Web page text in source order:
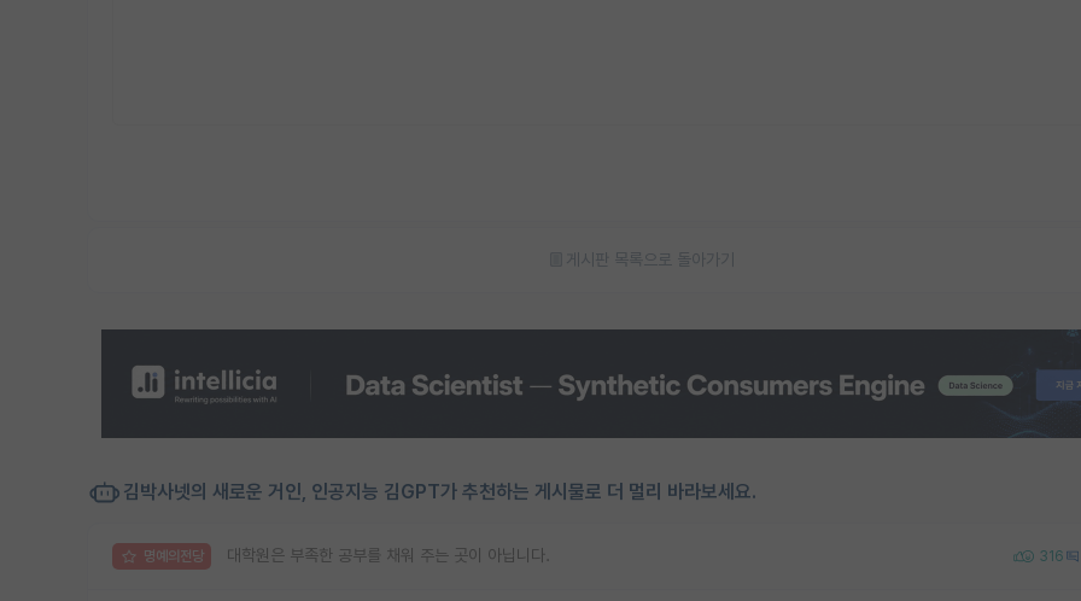
게시판 목록으로 돌아가기
김박사넷의 새로운 거인, 인공지능 김GPT가 추천하는 게시물로 더 멀리 바라보세요.
명예의전당 대학원은 부족한 공부를 채워 주는 곳이 아닙니다. 316